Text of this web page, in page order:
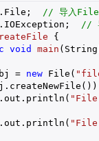
// 导入File
//
{
void main
=
new File(
"File